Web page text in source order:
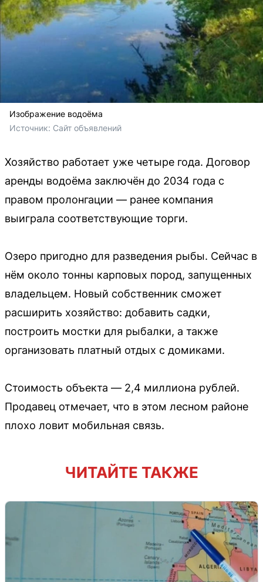
Изображение водоёма
Источник: Сайт объявлений
Хозяйство работает уже четыре года. Договор
аренды водоёма заключён до 2034 года с
правом пролонгации — ранее компания
выиграла соответствующие торги.
Озеро пригодно для разведения рыбы. Сейчас в
нём около тонны карповых пород, запущенных
владельцем. Новый собственник сможет
расширить хозяйство: добавить садки,
построить мостки для рыбалки, а также
организовать платный отдых с домиками.
Стоимость объекта — 2,4 миллиона рублей.
Продавец отмечает, что в этом лесном районе
плохо ловит мобильная связь.
ЧИТАЙТЕ ТАКЖЕ